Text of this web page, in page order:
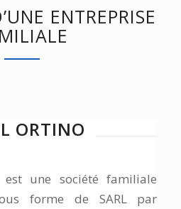
ENTREPRISE
ORTINO
est une société familiale
forme de SARL par